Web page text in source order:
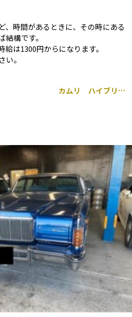
、時間があるときに、その時にある
構です。
は1300円からになります。
い。
カムリ ハイブリッド 持ち込み モデリスタ ダウンサス 交換 千葉市